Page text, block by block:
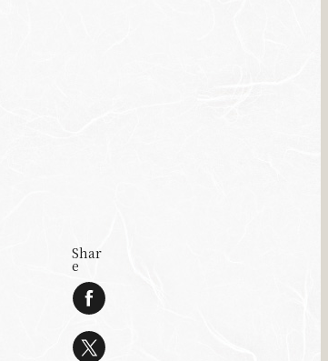
Shar
e